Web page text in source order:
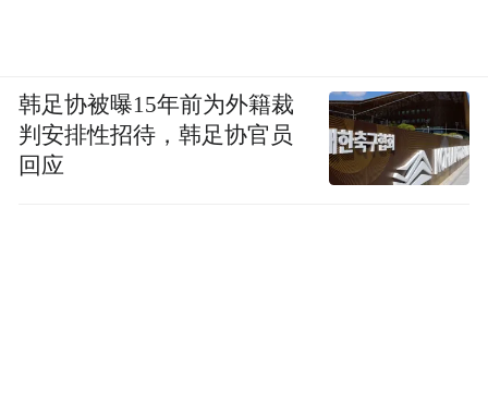
韩足协被曝15年前为外籍裁
判安排性招待，韩足协官员
回应